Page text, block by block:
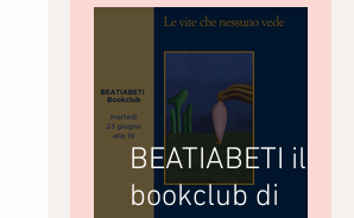
Bottà
(Nottetempo)
BEATIABETI il
bookclub di